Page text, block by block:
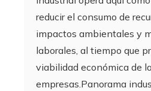
reducir el consumo de
impactos ambientales y
laborales, al tiempo que
viabilidad económica de
empresas.Panorama